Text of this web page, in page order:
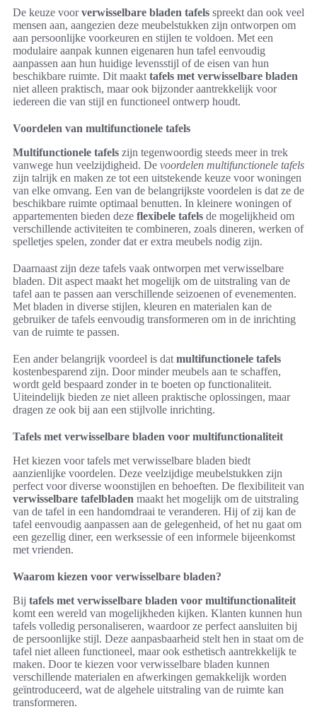
De keuze voorverwisselbare bladen tafels spreekt dan ook veel
mensen aan, aangezien deze meubelstukken zijn ontworpen om
aan persoonlijke voorkeuren en stijlen te voldoen. Met een
modulaire aanpak kunnen eigenaren hun tafel eenvoudig
aanpassen aan hun huidige levensstijl of de eisen van hun
beschikbare ruimte. Dit maakt tafels met verwisselbare bladen
niet alleen praktisch, maar ook bijzonder aantrekkelijk voor
iedereen die van stijl en functioneel ontwerp houdt.
Voordelen van multifunctionele tafels
Multifunctionele tafels zijn tegenwoordig steeds meer in trek
vanwege hun veelzijdigheid. De voordelen multifunctionele tafels
zijn talrijk en maken ze tot een uitstekende keuze voor woningen
van elke omvang. Een van de belangrijkste voordelen is dat ze de
beschikbare ruimte optimaal benutten. In kleinere woningen of
appartementen bieden deze flexibele tafels de mogelijkheid om
verschillende activiteiten te combineren, zoals dineren, werken of
spelletjes spelen, zonder dat er extra meubels nodig zijn.
Daarnaast zijn deze tafels vaak ontworpen met verwisselbare
bladen. Dit aspect maakt het mogelijk om de uitstraling van de
tafel aan te passen aan verschillende seizoenen of evenementen.
Met bladen in diverse stijlen, kleuren en materialen kan de
gebruiker de tafels eenvoudig transformeren om in de inrichting
van de ruimte te passen.
Een ander belangrijk voordeel is dat multifunctionele tafels
kostenbesparend zijn. Door minder meubels aan te schaffen,
wordt geld bespaard zonder in te boeten op functionaliteit.
Uiteindelijk bieden ze niet alleen praktische oplossingen, maar
dragen ze ook bij aan een stijlvolle inrichting.
Tafels met verwisselbare bladen voor multifunctionaliteit
Het kiezen voor tafels met verwisselbare bladen biedt
aanzienlijke voordelen. Deze veelzijdige meubelstukken zijn
perfect voor diverse woonstijlen en behoeften. De flexibiliteit van
verwisselbare tafelbladen maakt het mogelijk om de uitstraling
van de tafel in een handomdraai te veranderen. Hij of zij kan de
tafel eenvoudig aanpassen aan de gelegenheid, of het nu gaat om
een gezellig diner, een werksessie of een informele bijeenkomst
met vrienden.
Waarom kiezen voor verwisselbare bladen?
Bij tafels met verwisselbare bladen voor multifunctionaliteit
komt een wereld van mogelijkheden kijken. Klanten kunnen hun
tafels volledig personaliseren, waardoor ze perfect aansluiten bij
de persoonlijke stijl. Deze aanpasbaarheid stelt hen in staat om de
tafel niet alleen functioneel, maar ook esthetisch aantrekkelijk te
maken. Door te kiezen voor verwisselbare bladen kunnen
verschillende materialen en afwerkingen gemakkelijk worden
geïntroduceerd, wat de algehele uitstraling van de ruimte kan
transformeren.